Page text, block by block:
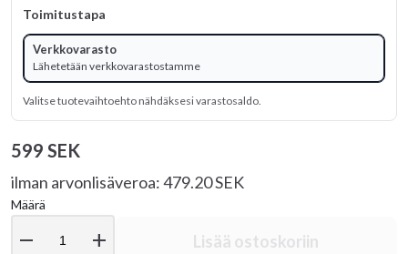
Toimitustapa
Verkkovarasto
Lähetetään verkkovarastostamme
Valitse tuotevaihtoehto nähdäksesi varastosaldo.
599 SEK
ilman arvonlisäveroa: 479.20 SEK
Määrä
remove add Lisää ostoskoriin